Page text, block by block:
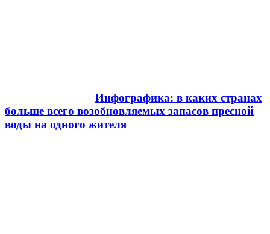
Инфографика: в каких странах
больше всего возобновляемых запасов пресной
воды на одного жителя